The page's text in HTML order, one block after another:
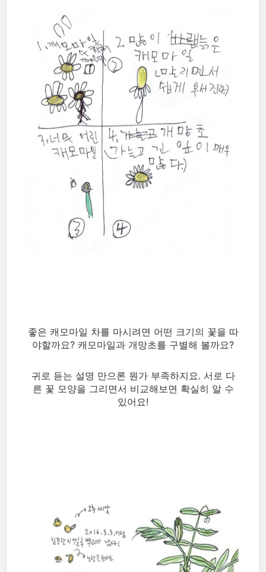
좋은 캐모마일 차를 마시려면 어떤 크기의 꽃을 따
야할까요? 캐모마일과 개망초를 구별해 볼까요?
귀로 듣는 설명 만으론 뭔가 부족하지요. 서로 다
른 꽃 모양을 그리면서 비교해보면 확실히 알 수
있어요!